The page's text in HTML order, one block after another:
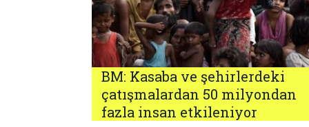
BM: Kasaba ve şehirlerdeki
çatışmalardan 50 milyondan
fazla insan etkileniyor